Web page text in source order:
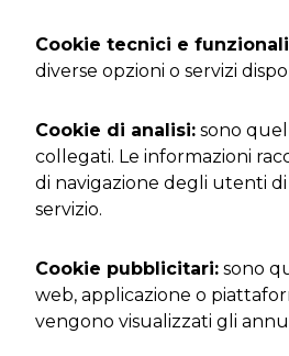
Cookie tecnici e
diverse opzioni o servizi
Cookie di analisi: sono
collegati. Le informazioni
di navigazione degli utenti
servizio.
Cookie pubblicitari: sono
web, applicazione o
vengono visualizzati gli